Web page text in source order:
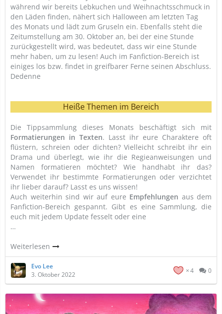
während wir bereits Lebkuchen und Weihnachtsschmuck in
den Läden finden, nähert sich Halloween am letzten Tag
des Monats und lädt zum Gruseln ein. Ebenfalls steht die
Zeitumstellung am 30. Oktober an, bei der eine Stunde
zurückgestellt wird, was bedeutet, dass wir eine Stunde
mehr haben, um zu lesen! Auch im Fanfiction-Bereich ist
einiges los bzw. findet in greifbarer Ferne seinen Abschluss.
Dedenne
Heiße Themen im Bereich
Die Tippsammlung dieses Monats beschäftigt sich mit
Formatierungen in Texten. Lasst ihr eure Charaktere oft
flüstern, schreien oder dichten? Vielleicht schreibt ihr ein
Drama und überlegt, wie ihr die Regieanweisungen und
Namen formatieren möchtet? Wie handhabt ihr das?
Verwendet ihr bestimmte Formatierungen oder verzichtet
ihr lieber darauf? Lasst es uns wissen!
Auch weiterhin sind wir auf eure Empfehlungen aus dem
Fanfiction-Bereich gespannt. Gibt es eine Sammlung, die
euch mit jedem Update fesselt oder eine
…
Weiterlesen
Evo Lee
3. Oktober 2022
4 0